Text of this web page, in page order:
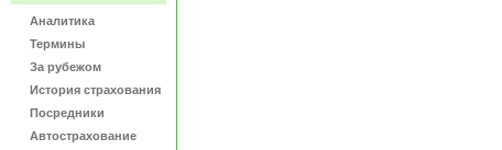
Аналитика
Термины
За рубежом
История страхования
Посредники
Автострахование